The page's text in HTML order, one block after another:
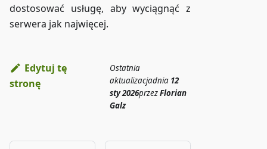
dostosować usługę, aby wyciągnąć z
serwera jak najwięcej.
Edytuj tę
stronę
Ostatnia
aktualizacjadnia 12
sty 2026przezFlorian
Galz